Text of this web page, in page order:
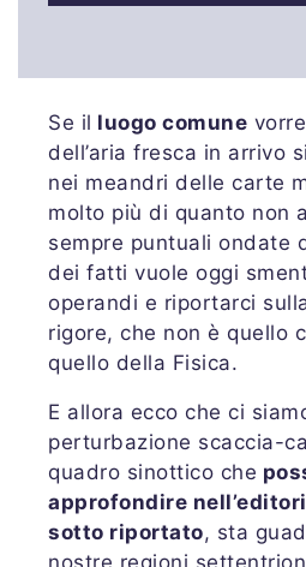
Se il luogo comune
dell’aria fresca in arrivo
nei meandri delle carte
molto più di quanto non
sempre puntuali ondate
dei fatti vuole oggi
operandi e riportarci
rigore, che non è quello
quello della Fisica.
E allora ecco che ci
perturbazione scaccia-
quadro sinottico che
approfondire
sotto riportato, sta
nostre regioni